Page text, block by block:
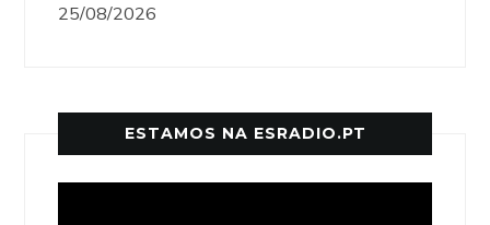
25/08/2026
ESTAMOS NA ESRADIO.PT